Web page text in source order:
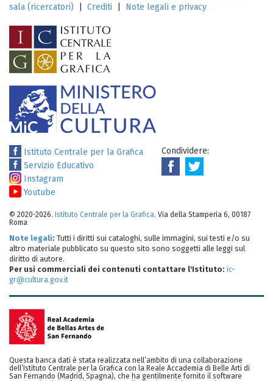
sala (ricercatori)
Crediti Note legali e privacy
Istituto Centrale per la Grafica
Servizio Educativo
Instagram
Youtube
Condividere:
© 2020-2026. Istituto Centrale per la Grafica. Via della Stamperia 6, 00187
Roma
Note legali: Tutti i diritti sui cataloghi, sulle immagini, sui testi e/o su
altro materiale pubblicato su questo sito sono soggetti alle leggi sul
diritto di autore.
Per usi commerciali dei contenuti contattare l'Istituto: ic-
gr@cultura.gov.it
Questa banca dati è stata realizzata nell’ambito di una collaborazione
dell’Istituto Centrale per la Grafica con la Reale Accademia di Belle Arti di
San Fernando (Madrid, Spagna), che ha gentilmente fornito il software